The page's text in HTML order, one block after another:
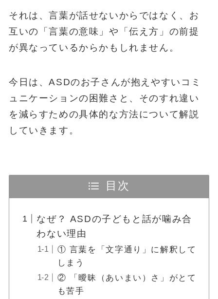
それは、言葉が話せないからではなく、お
互いの「言葉の意味」や「伝え方」の前提
が異なっているからかもしれません。
今日は、ASDのお子さんが抱えやすいコミ
ュニケーションの困難さと、そのすれ違い
を減らすための具体的な方法について解説
していきます。
目次
なぜ？ ASDの子どもと話が噛み合
わない理由
① 言葉を「文字通り」に解釈して
しまう
② 「曖昧（あいまい）さ」がとて
も苦手